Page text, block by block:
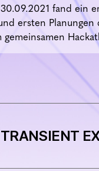
fand ein
ersten
gemeinsamen